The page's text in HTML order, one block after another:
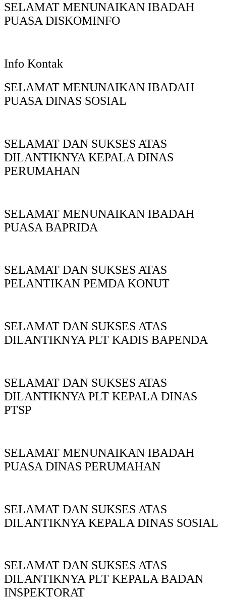
SELAMAT MENUNAIKAN IBADAH
PUASA DISKOMINFO
Info Kontak
SELAMAT MENUNAIKAN IBADAH
PUASA DINAS SOSIAL
SELAMAT DAN SUKSES ATAS
DILANTIKNYA KEPALA DINAS
PERUMAHAN
SELAMAT MENUNAIKAN IBADAH
PUASA BAPRIDA
SELAMAT DAN SUKSES ATAS
PELANTIKAN PEMDA KONUT
SELAMAT DAN SUKSES ATAS
DILANTIKNYA PLT KADIS BAPENDA
SELAMAT DAN SUKSES ATAS
DILANTIKNYA PLT KEPALA DINAS
PTSP
SELAMAT MENUNAIKAN IBADAH
PUASA DINAS PERUMAHAN
SELAMAT DAN SUKSES ATAS
DILANTIKNYA KEPALA DINAS SOSIAL
SELAMAT DAN SUKSES ATAS
DILANTIKNYA PLT KEPALA BADAN
INSPEKTORAT